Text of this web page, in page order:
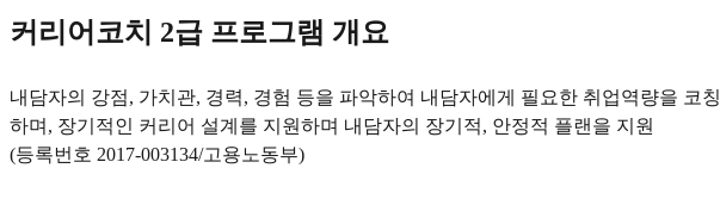
커리어코치 2급 프로그램 개요
내담자의 강점, 가치관, 경력, 경험 등을 파악하여 내담자에게 필요한 취업역량을 코칭
하며, 장기적인 커리어 설계를 지원하며 내담자의 장기적, 안정적 플랜을 지원
(등록번호 2017-003134/고용노동부)